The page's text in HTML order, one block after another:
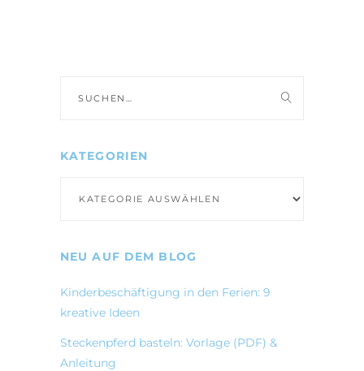
nach:
KATEGORIEN
NEU AUF DEM BLOG
Kinderbeschäftigung in den Ferien: 9
kreative Ideen
Steckenpferd basteln: Vorlage (PDF) &
Anleitung